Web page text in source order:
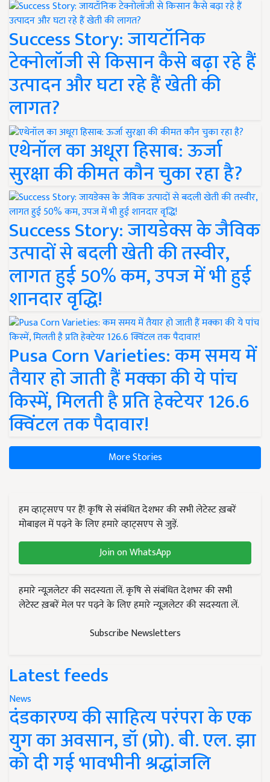
Success Story: जायटॉनिक
टेक्नोलॉजी से किसान कैसे बढ़ा रहे हैं
उत्पादन और घटा रहे हैं खेती की
लागत?
एथेनॉल का अधूरा हिसाब: ऊर्जा
सुरक्षा की कीमत कौन चुका रहा है?
Success Story: जायडेक्स के जैविक
उत्पादों से बदली खेती की तस्वीर,
लागत हुई 50% कम, उपज में भी हुई
शानदार वृद्धि!
Pusa Corn Varieties: कम समय में
तैयार हो जाती हैं मक्का की ये पांच
किस्में, मिलती है प्रति हेक्टेयर 126.6
क्विंटल तक पैदावार!
More Stories
हम व्हाट्सएप पर हैं! कृषि से संबंधित देशभर की सभी लेटेस्ट ख़बरें
मोबाइल में पढ़ने के लिए हमारे व्हाट्सएप से जुड़ें.
Join on WhatsApp
हमारे न्यूज़लेटर की सदस्यता लें. कृषि से संबंधित देशभर की सभी
लेटेस्ट ख़बरें मेल पर पढ़ने के लिए हमारे न्यूज़लेटर की सदस्यता लें.
Subscribe Newsletters
Latest feeds
News
दंडकारण्य की साहित्य परंपरा के एक
युग का अवसान, डॉ (प्रो). बी. एल. झा
को दी गई भावभीनी श्रद्धांजलि